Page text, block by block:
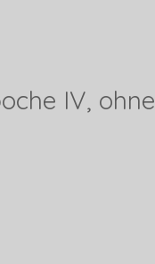
IV, ohne